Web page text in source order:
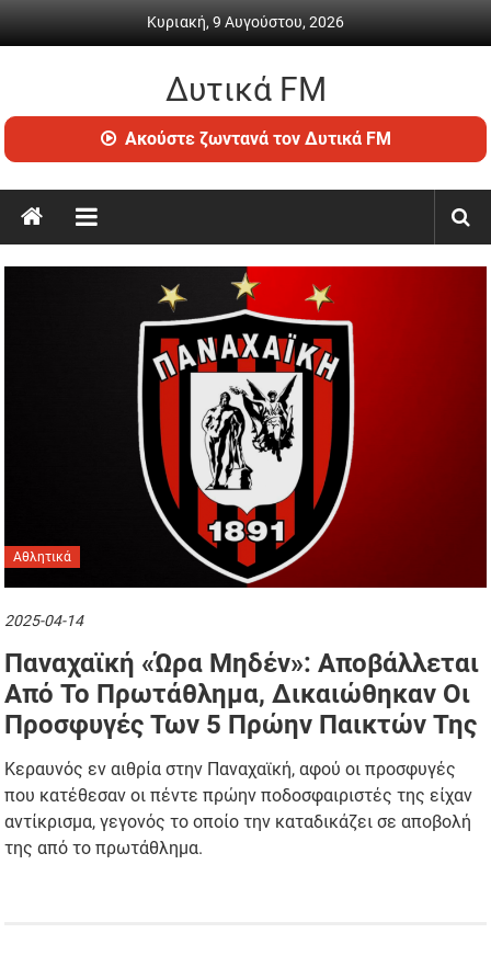
Κυριακή, 9 Αυγούστου, 2026
Δυτικά FM
Ραδιόφωνο
•
ενημέρωση
Ακούστε ζωντανά τον Δυτικά FM
Αθλητικά
2025-04-14
Παναχαϊκή «ώρα Μηδέν»: Αποβάλλεται
Από Το Πρωτάθλημα, Δικαιώθηκαν Οι
Προσφυγές Των 5 Πρώην Παικτών Της
Κεραυνός εν αιθρία στην Παναχαϊκή, αφού οι προσφυγές
που κατέθεσαν οι πέντε πρώην ποδοσφαιριστές της είχαν
αντίκρισμα, γεγονός το οποίο την καταδικάζει σε αποβολή
της από το πρωτάθλημα.